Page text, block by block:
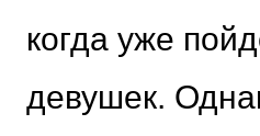
когда уже
девушек.